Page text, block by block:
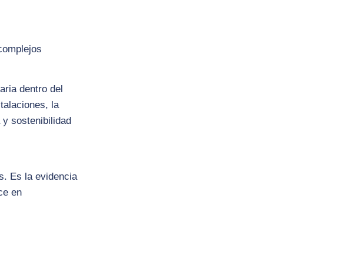
dentro del
la
sostenibilidad
Es la evidencia
en